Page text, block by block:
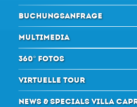
BUCHUNGSANFRAGE
MULTIMEDIA
360° FOTOS
VIRTUELLE TOUR
NEWS & SPECIALS VILLA